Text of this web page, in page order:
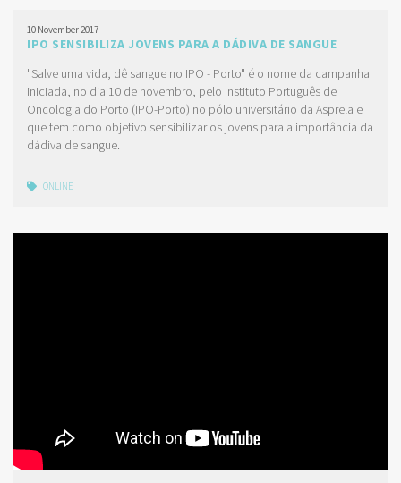
10 November 2017
IPO SENSIBILIZA JOVENS PARA A DÁDIVA DE SANGUE
"Salve uma vida, dê sangue no IPO - Porto" é o nome da campanha
iniciada, no dia 10 de novembro, pelo Instituto Português de
Oncologia do Porto (IPO-Porto) no pólo universitário da Asprela e
que tem como objetivo sensibilizar os jovens para a importância da
dádiva de sangue.
ONLINE